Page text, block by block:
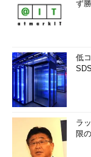
ず
低
ラ
限